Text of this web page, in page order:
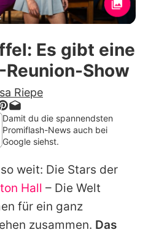
Exklusiv
auf Promiflash
Team
Richtlinien
Es gibt eine
Show
Riepe
Damit du die spannendsten
Promiflash-News auch bei
Google siehst.
weit: Die Stars der
Hall – Die Welt
für ein ganz
zusammen. Das